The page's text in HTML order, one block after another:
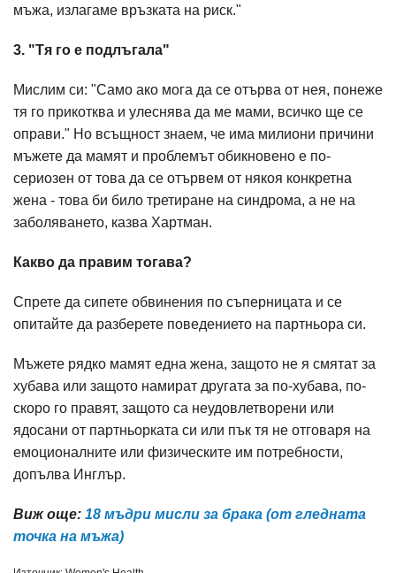
мъжа, излагаме връзката на риск."
3. "Тя го е подлъгала"
Мислим си: "Само ако мога да се отърва от нея, понеже
тя го прикотква и улеснява да ме мами, всичко ще се
оправи." Но всъщност знаем, че има милиони причини
мъжете да мамят и проблемът обикновено е по-
сериозен от това да се отървем от някоя конкретна
жена - това би било третиране на синдрома, а не на
заболяването, казва Хартман.
Какво да правим тогава?
Спрете да сипете обвинения по съперницата и се
опитайте да разберете поведението на партньора си.
Мъжете рядко мамят една жена, защото не я смятат за
хубава или защото намират другата за по-хубава, по-
скоро го правят, защото са неудовлетворени или
ядосани от партньорката си или пък тя не отговаря на
емоционалните или физическите им потребности,
допълва Инглър.
Виж още: 18 мъдри мисли за брака (от гледната
точка на мъжа)